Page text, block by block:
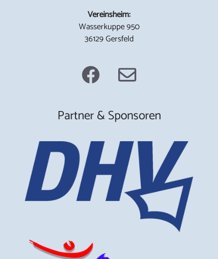
Vereinsheim:
Wasserkuppe 950
36129 Gersfeld
Partner & Sponsoren